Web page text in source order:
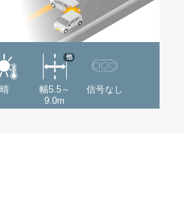
晴
幅5.5～
9.0m
他
信号なし